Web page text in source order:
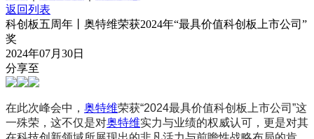
返回列表
科创板五周年丨奥特维荣获2024年“最具价值科创板上市公司”
奖
2024年07月30日
分享至
在此次峰会中， 奥特维荣获“2024最具价值科创板上市公司”这
一殊荣，这不仅是对奥特维实力与业绩的权威认可，更是对其